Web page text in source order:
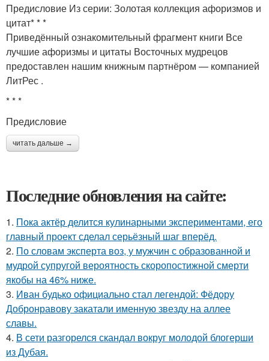
Предисловие Из серии: Золотая коллекция афоризмов и
цитат* * *
Приведённый ознакомительный фрагмент книги Все
лучшие афоризмы и цитаты Восточных мудрецов
предоставлен нашим книжным партнёром — компанией
ЛитРес .
* * *
Предисловие
читать дальше →
Последние обновления на сайте:
1. Пока актёр делится кулинарными экспериментами, его
главный проект сделал серьёзный шаг вперёд.
2. По словам эксперта воз, у мужчин с образованной и
мудрой супругой вероятность скоропостижной смерти
якобы на 46% ниже.
3. Иван будько официально стал легендой: Фёдору
Добронравову закатали именную звезду на аллее
славы.
4. В сети разгорелся скандал вокруг молодой блогерши
из Дубая.